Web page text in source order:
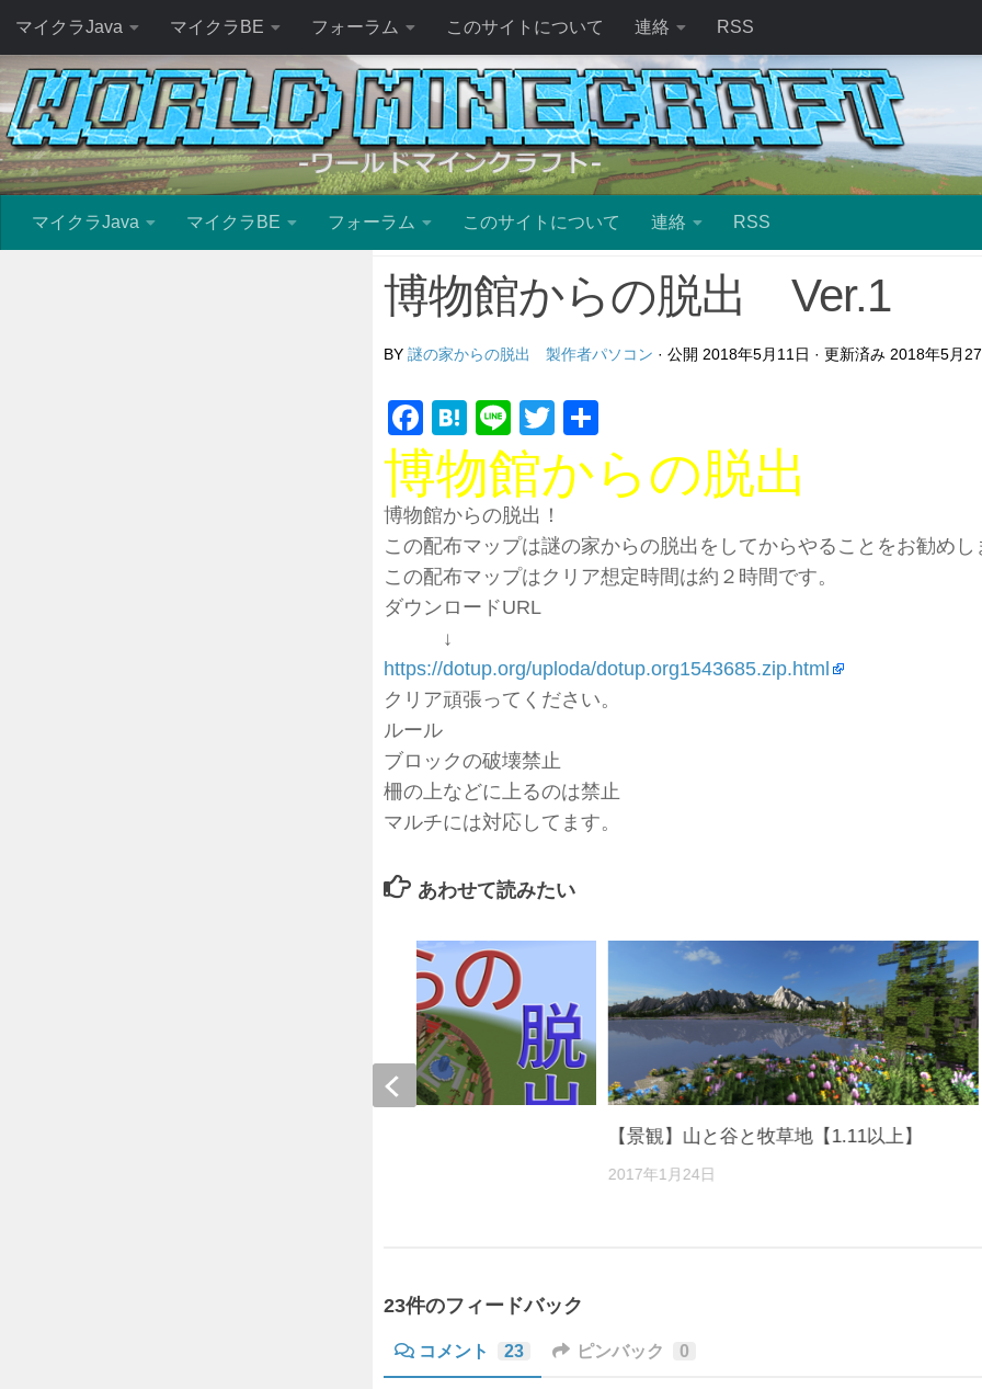
マイクラJava マイクラBE フォーラム このサイトについて 連絡 RSS
マイクラJava マイクラBE フォーラム このサイトについて 連絡 RSS
博物館からの脱出 Ver.1
BY 謎の家からの脱出 製作者パソコン · 公開 2018年5月11日 · 更新済み 2018年5月
Facebook
Hatena
LineTwitter
有
博物館からの脱出
博物館からの脱出！
この配布マップは謎の家からの脱出をしてからやることをお勧めし
この配布マップはクリア想定時間は約２時間です。
ダウンロードURL
↓
https://dotup.org/uploda/dotup.org1543685.zip.html
クリア頑張ってください。
ルール
ブロックの破壊禁止
柵の上などに上るのは禁止
マルチには対応してます。
あわせて読みたい
【景観】山と谷と牧草地【1.11以上】
2017年1月24日
23件のフィードバック
コメント 23 ピンバック 0